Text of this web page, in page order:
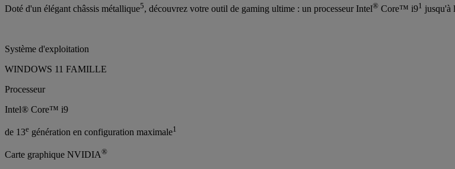
Doté d'un élégant châssis métallique5, découvrez votre outil de gaming ultime : un processeur Intel® Core™ i91 jusqu'à
Système d'exploitation
WINDOWS 11 FAMILLE
Processeur
Intel® Core™ i9
de 13e génération en configuration maximale1
Carte graphique NVIDIA®